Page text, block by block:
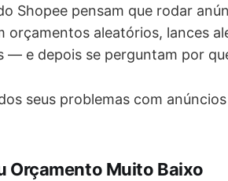
Shopee pensam que rodar
orçamentos aleatórios, lances
— e depois se perguntam por
seus problemas com
Orçamento Muito Baixo